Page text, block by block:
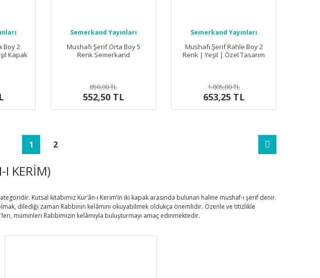
Boy 2
Kapak
Semerkand Yayınları
Mushafı Şerif Orta Boy 5
Renk Semerkand
850,00 TL
552,50 TL
Semerkand Yayınları
Mushafı Şerif Rahle Boy 2
Renk | Yeşil | Özel Tasarım
1.005,00 TL
653,25 TL
1 2
I KERİM)
Kutsal kitabımız Kur’ân-ı Kerim’in iki kapak arasında bulunan haline mushaf-ı şerif denir.
dilediği zaman Rabbinin kelâmını okuyabilmek oldukça önemlidir. Özenle ve titizlikle
müminleri Rabbimizin kelâmıyla buluşturmayı amaç edinmektedir.